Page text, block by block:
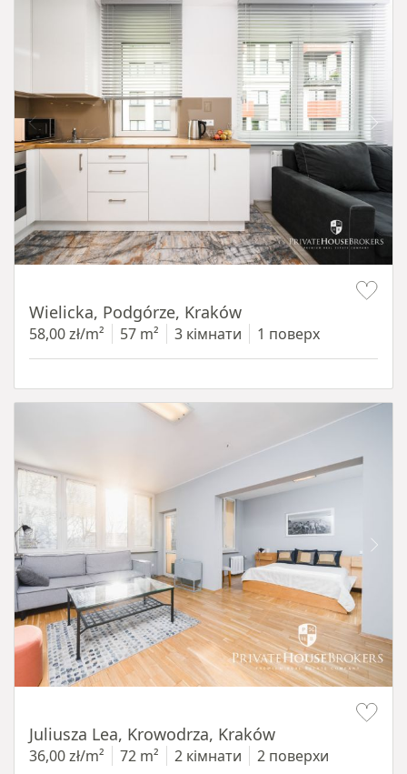
Wielicka, Podgórze, Kraków
58,00 zł/m² 57 m² 3 кімнати 1 поверх
Juliusza Lea, Krowodrza, Kraków
36,00 zł/m² 72 m² 2 кімнати 2 поверхи